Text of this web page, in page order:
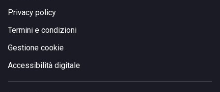
Privacy policy
Termini e condizioni
Gestione cookie
Accessibilità digitale